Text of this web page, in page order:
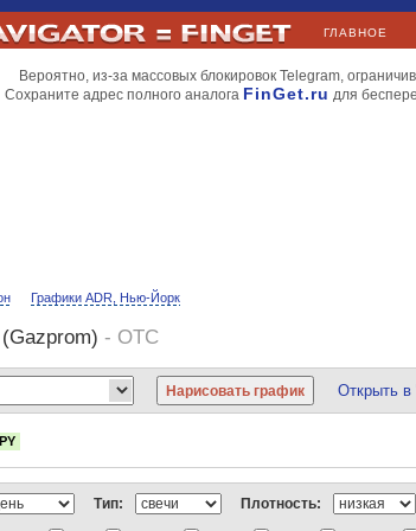
ГЛАВНОЕ
Вероятно, из-за массовых блокировок Telegram,
Сохраните адрес полного аналога FinGet.ru для
Графики ADR, Нью-Йорк
- OTC
Открыть в
Газпром Газпромнефть Киви ЛУКойл Мечел МТС
ЛУКойл Новатэк МегаФон НорНикель Роснефть
Тип:
Плотность: